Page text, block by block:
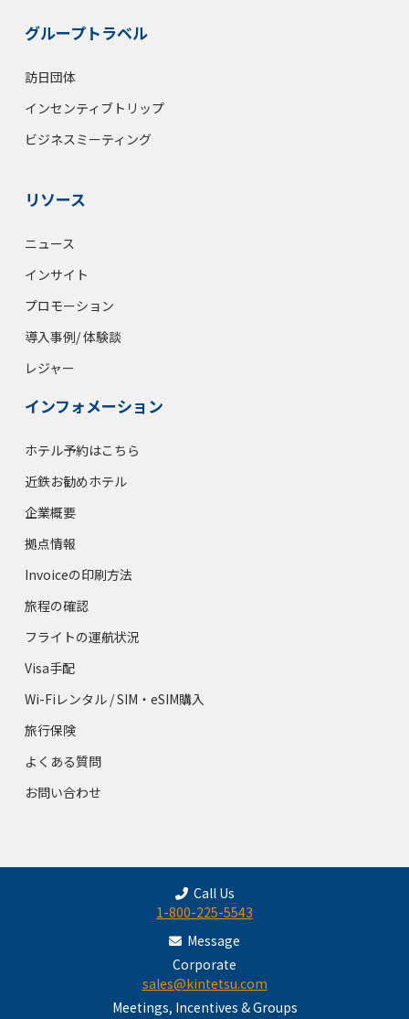
グループトラベル
訪日団体
インセンティブトリップ
ビジネスミーティング
リソース
ニュース
インサイト
プロモーション
導入事例/ 体験談
レジャー
インフォメーション
ホテル予約はこちら
近鉄お勧めホテル
企業概要
拠点情報
Invoiceの印刷方法
旅程の確認
フライトの運航状況
Visa手配
Wi-Fiレンタル / SIM・eSIM購入
旅行保険
よくある質問
お問い合わせ
Call Us
1-800-225-5543
Message
Corporate
sales@kintetsu.com
Meetings, Incentives & Groups